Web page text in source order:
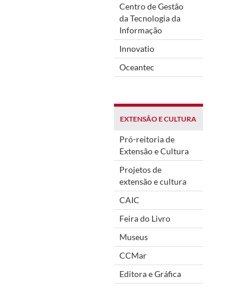
Centro de Gestão
da Tecnologia da
Informação
Innovatio
Oceantec
EXTENSÃO E CULTURA
Pró-reitoria de
Extensão e Cultura
Projetos de
extensão e cultura
CAIC
Feira do Livro
Museus
CCMar
Editora e Gráfica